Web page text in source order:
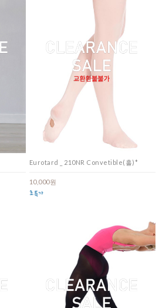
Eurotard _ 210NR Convetible(홀)*
10,000원